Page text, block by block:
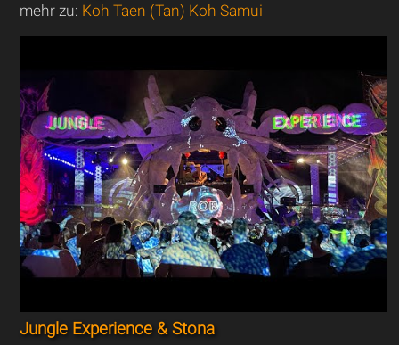
mehr zu: Koh Taen (Tan) Koh Samui
Jungle Experience & Stona